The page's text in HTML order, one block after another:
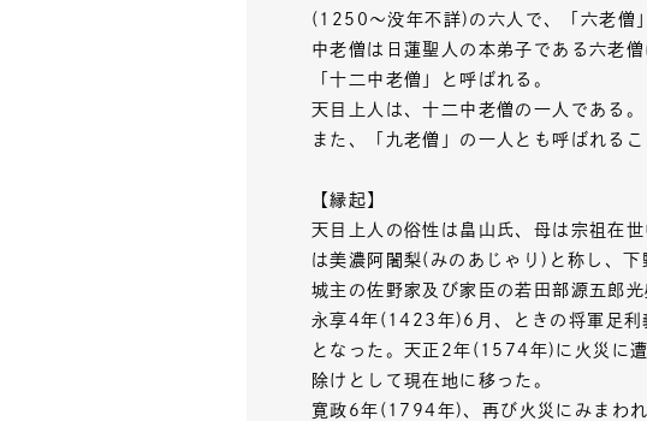
(1250～没年不詳)の六人で、「六老僧
中老僧は日蓮聖人の本弟子である六老
「十二中老僧」と呼ばれる。
天目上人は、十二中老僧の一人である。
また、「九老僧」の一人とも呼ばれるこ
【縁起】
天目上人の俗性は畠山氏、母は宗祖在
は美濃阿闍梨(みのあじゃり)と称し、
城主の佐野家及び家臣の若田部源五郎
永享4年(1423年)6月、ときの将軍足
となった。天正2年(1574年)に火災に
除けとして現在地に移った。
寛政6年(1794年)、再び火災にみまわ